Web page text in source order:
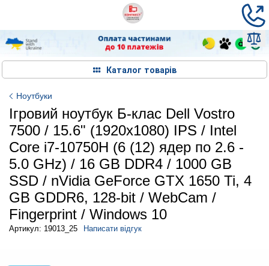
Каталог товарів
Ноутбуки
Ігровий ноутбук Б-клас Dell Vostro
7500 / 15.6" (1920x1080) IPS / Intel
Core i7-10750H (6 (12) ядер по 2.6 -
5.0 GHz) / 16 GB DDR4 / 1000 GB
SSD / nVidia GeForce GTX 1650 Ti, 4
GB GDDR6, 128-bit / WebCam /
Fingerprint / Windows 10
Артикул: 19013_25 Написати відгук